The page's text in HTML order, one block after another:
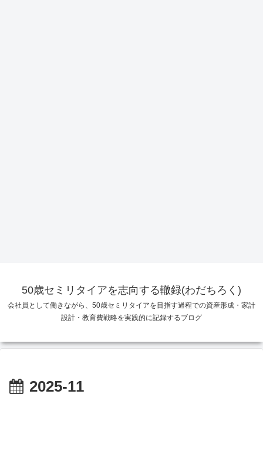
50歳セミリタイアを志向する轍録(わだちろく)
会社員として働きながら、50歳セミリタイアを目指す過程での資産形成・家計
設計・教育費戦略を実践的に記録するブログ
2025-11